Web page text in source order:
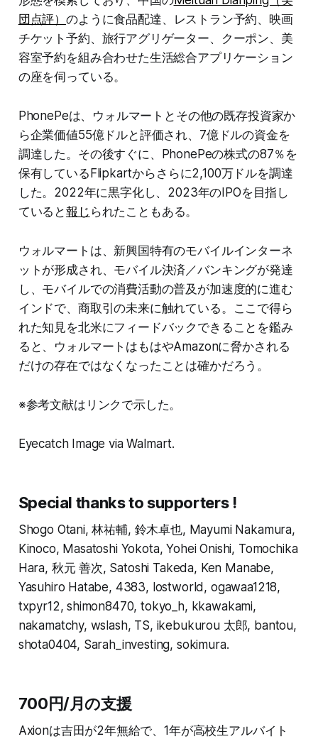
団点評）のように食品配達、レストラン予約、映画
チケット予約、旅行アグリゲーター、クーポン、美
容室予約を組み合わせた生活総合アプリケーション
の座を伺っている。
PhonePeは、ウォルマートとその他の既存投資家か
ら企業価値55億ドルと評価され、7億ドルの資金を
調達した。その後すぐに、PhonePeの株式の87％を
保有しているFlipkartからさらに2,100万ドルを調達
した。2022年に黒字化し、2023年のIPOを目指し
ていると報じ られたこともある。
ウォルマートは、新興国特有のモバイルインターネ
ットが形成され、モバイル決済／バンキングが発達
し、モバイルでの消費活動の普及が加速度的に進む
インドで、商取引の未来に触れている。ここで得ら
れた知見を北米にフィードバックできることを鑑み
ると、ウォルマートはもはやAmazonに脅かされる
だけの存在ではなくなったことは確かだろう。
※参考文献はリンクで示した。
Eyecatch Image via Walmart.
Special thanks to supporters !
Shogo Otani, 林祐輔, 鈴木卓也, Mayumi Nakamura,
Kinoco, Masatoshi Yokota, Yohei Onishi, Tomochika
Hara, 秋元 善次, Satoshi Takeda, Ken Manabe,
Yasuhiro Hatabe, 4383, lostworld, ogawaa1218,
txpyr12, shimon8470, tokyo_h, kkawakami,
nakamatchy, wslash, TS, ikebukurou 太郎, bantou,
shota0404, Sarah_investing, sokimura.
700円/月の支援
Axionは吉田が2年無給で、1年が高校生アルバイト